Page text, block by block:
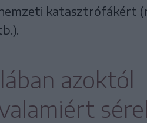
katasztrófákért
azoktól